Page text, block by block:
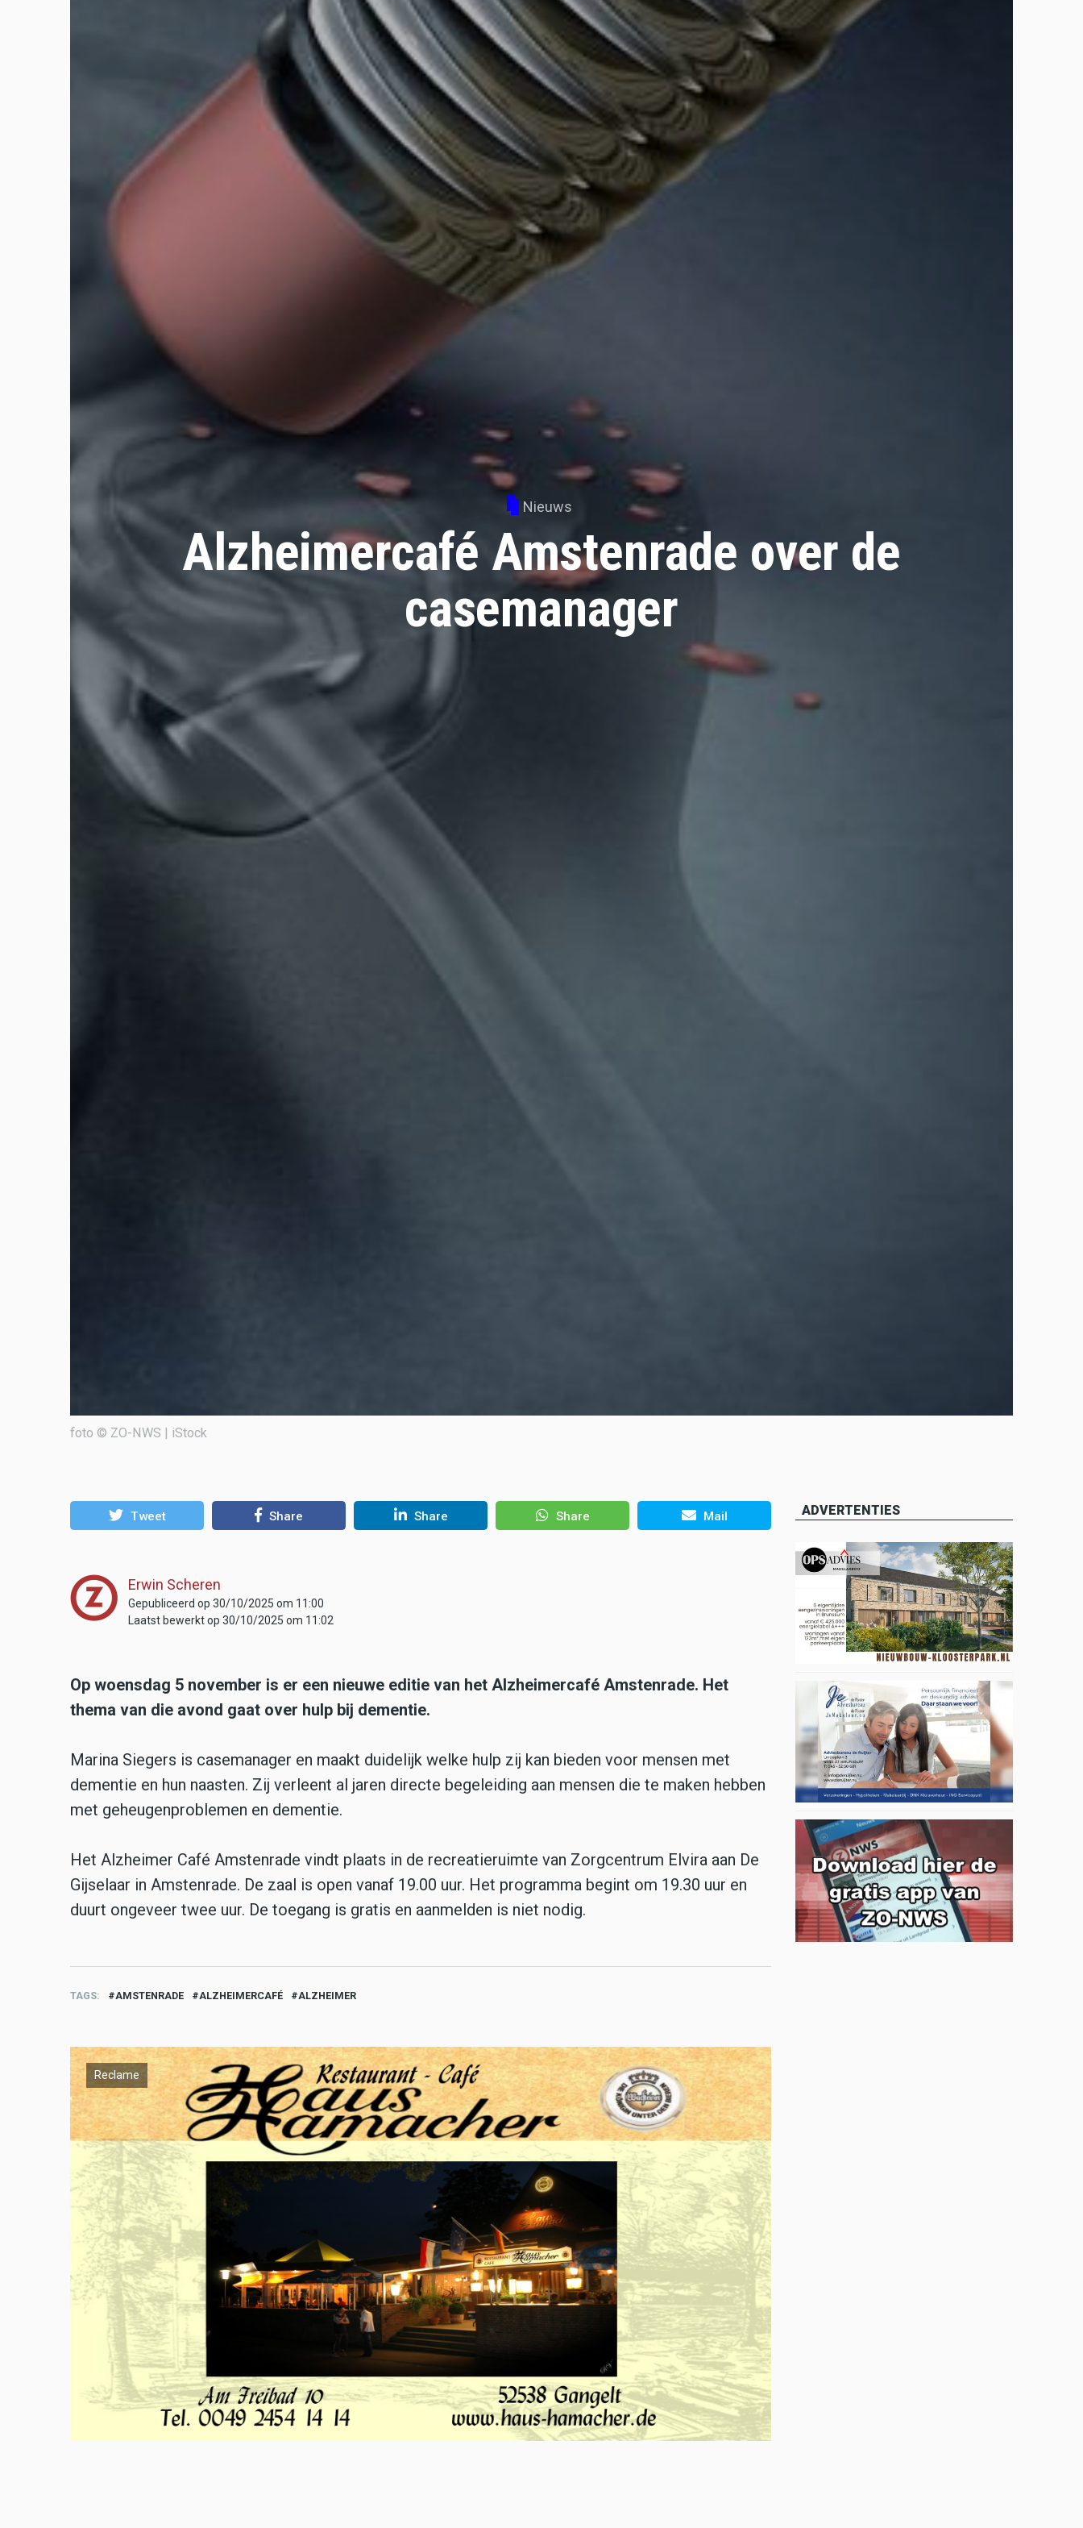
Nieuws
Alzheimercafé Amstenrade over de
casemanager
foto © ZO-NWS | iStock
Tweet Share Share Share Mail
Erwin Scheren
Gepubliceerd op 30/10/2025 om 11:00
Laatst bewerkt op 30/10/2025 om 11:02
Op woensdag 5 november is er een nieuwe editie van het Alzheimercafé Amstenrade. Het
thema van die avond gaat over hulp bij dementie.
Marina Siegers is casemanager en maakt duidelijk welke hulp zij kan bieden voor mensen met
dementie en hun naasten. Zij verleent al jaren directe begeleiding aan mensen die te maken hebben
met geheugenproblemen en dementie.
Het Alzheimer Café Amstenrade vindt plaats in de recreatieruimte van Zorgcentrum Elvira aan De
Gijselaar in Amstenrade. De zaal is open vanaf 19.00 uur. Het programma begint om 19.30 uur en
duurt ongeveer twee uur. De toegang is gratis en aanmelden is niet nodig.
TAGS AMSTENRADE ALZHEIMERCAFÉ ALZHEIMER
Reclame
ADVERTENTIES